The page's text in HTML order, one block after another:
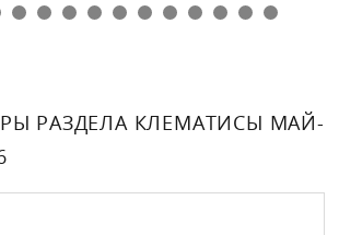
РАЗДЕЛА КЛЕМАТИСЫ МАЙ-